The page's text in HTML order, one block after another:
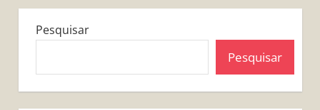
Pesquisar
Pesquisar